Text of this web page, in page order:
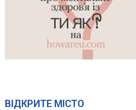
ВІДКРИТЕ МІСТО